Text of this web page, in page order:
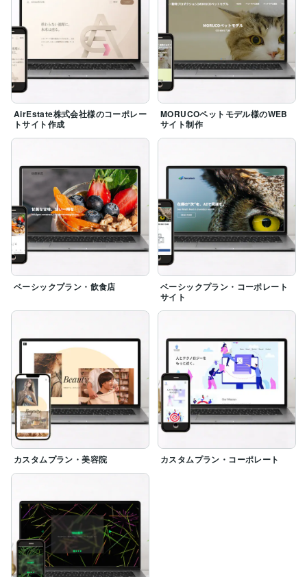
【料金について】
基本はLightningカスタマイズプラン中心ですが、
デザインや構成にこだわる場合は、WordPressオリジナ
ルテーマ制作も可能です。
ご予算や状況に合わせて柔軟にご提案しますので、まず
はお気軽にご相談ください。
※販売実績には過去に行っていたExcel VBA関連の仕事
が含まれています。ホームページ制作は自サイト制作等
の経験を基に、一件一件丁寧に対応していきます。
AirEstate株式会社様のコーポレー
トサイト作成
MORUCOペットモデル様のWEB
サイト制作
ベーシックプラン・飲食店
ベーシックプラン・コーポレート
サイト
カスタムプラン・美容院 カスタムプラン・コーポレート